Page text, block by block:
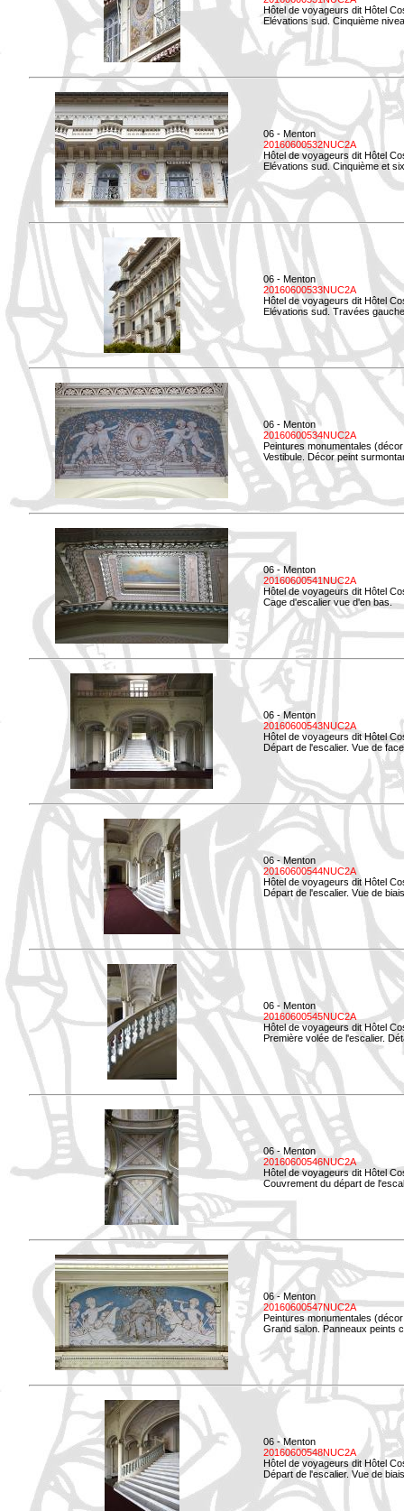
Hôtel de voyageurs dit Hôtel
Elévations sud. Cinquième
06 - Menton
20160600532NUC2A
Hôtel de voyageurs dit Hôtel
Elévations sud. Cinquième et
06 - Menton
20160600533NUC2A
Hôtel de voyageurs dit Hôtel
Elévations sud. Travées
06 - Menton
20160600534NUC2A
Peintures monumentales
Vestibule. Décor peint
06 - Menton
20160600541NUC2A
Hôtel de voyageurs dit Hôtel
Cage d'escalier vue d'en bas.
06 - Menton
20160600543NUC2A
Hôtel de voyageurs dit Hôtel
Départ de l'escalier. Vue de
06 - Menton
20160600544NUC2A
Hôtel de voyageurs dit Hôtel
Départ de l'escalier. Vue de
06 - Menton
20160600545NUC2A
Hôtel de voyageurs dit Hôtel
Première volée de l'escalier.
06 - Menton
20160600546NUC2A
Hôtel de voyageurs dit Hôtel
Couvrement du départ de
06 - Menton
20160600547NUC2A
Peintures monumentales
Grand salon. Panneaux peints
06 - Menton
20160600548NUC2A
Hôtel de voyageurs dit Hôtel
Départ de l'escalier. Vue de